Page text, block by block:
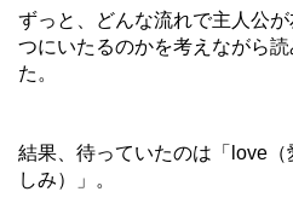
ずっと、どんな流れで主人公
つにいたるのかを考えながら
た。
結果、待っていたのは「love
しみ）」。